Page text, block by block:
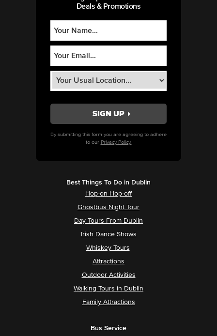
Deals & Promotions
By submitting this form you are agreeing to adhere
to our Privacy Policy.
Best Things To Do in Dublin
Hop-on Hop-off
Ghostbus Night Tour
Day Tours From Dublin
Irish Dance Shows
Whiskey Tours
Attractions
Outdoor Activities
Walking Tours in Dublin
Family Attractions
Bus Service